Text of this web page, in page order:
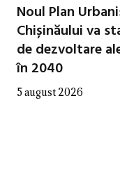
Noul Plan
Chișinăului va
de dezvoltare
în 2040
5 august 2026